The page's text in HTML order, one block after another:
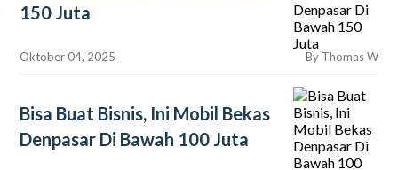
150 Juta
Oktober 04, 2025 By Thomas W
Bisa Buat Bisnis, Ini Mobil Bekas
Denpasar Di Bawah 100 Juta